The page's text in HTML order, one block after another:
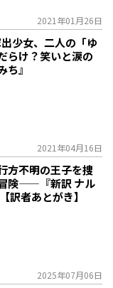
2021年01月26日
少女、二人の「ゆ
らけ？笑いと涙の
』
2021年04月16日
方不明の王子を捜
険——『新訳 ナル
訳者あとがき】
2025年07月06日